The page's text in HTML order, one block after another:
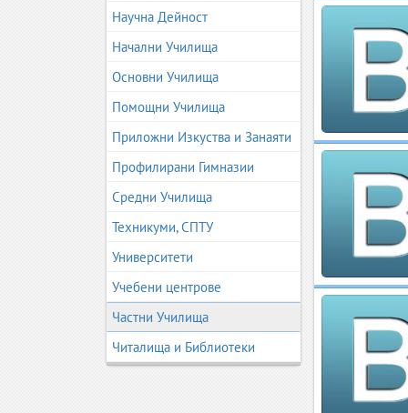
Научна Дейност
Начални Училища
Основни Училища
Помощни Училища
Приложни Изкуства и Занаяти
Профилирани Гимназии
Средни Училища
Техникуми, СПТУ
Университети
Учебени центрове
Частни Училища
Читалища и Библиотеки